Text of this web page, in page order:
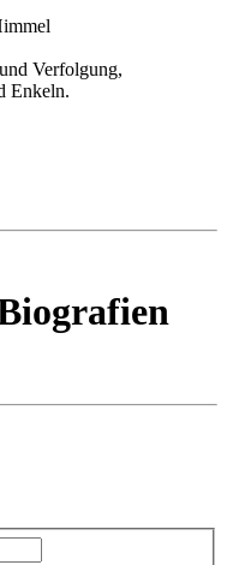
Verfolgung,
Enkeln.